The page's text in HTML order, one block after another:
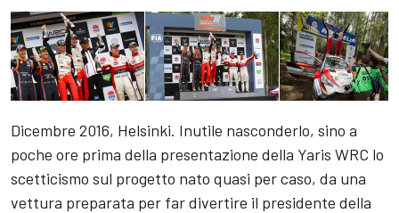
Dicembre 2016, Helsinki. Inutile nasconderlo, sino a
poche ore prima della presentazione della Yaris WRC lo
scetticismo sul progetto nato quasi per caso, da una
vettura preparata per far divertire il presidente della